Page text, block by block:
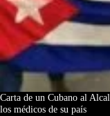
Carta de un Cubano al
los médicos de su país